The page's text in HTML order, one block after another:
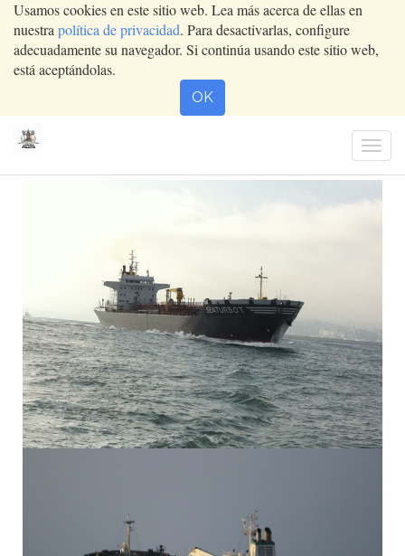
Usamos cookies en este sitio web. Lea más acerca de ellas en
nuestra política de privacidad. Para desactivarlas, configure
adecuadamente su navegador. Si continúa usando este sitio web,
está aceptándolas.
OK